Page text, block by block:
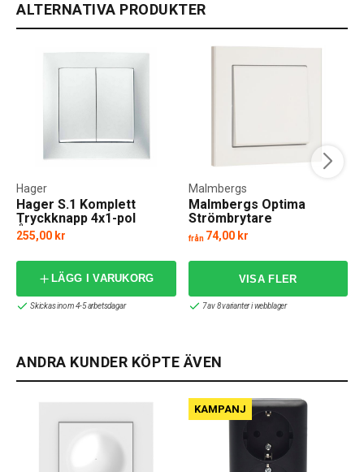
ALTERNATIVA PRODUKTER
Hager S.1 Komplett
Tryckknapp 4x1-pol
Återfjädrande
Hager
255,00 kr
LÄGG I VARUKORG
Skickas inom 4-5 arbetsdagar
Malmbergs Optima
Strömbrytare
Malmbergs
från 74,00 kr
7 av 8 varianter i webblager
ANDRA KUNDER KÖPTE ÄVEN
KAMPANJ